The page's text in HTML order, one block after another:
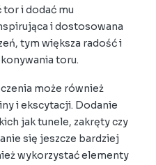
tor i dodać mu
i dostosowana
tym większa radość i
toru.
może również
i ekscytacji. Dodanie
jak tunele, zakręty czy
się jeszcze bardziej
wykorzystać elementy